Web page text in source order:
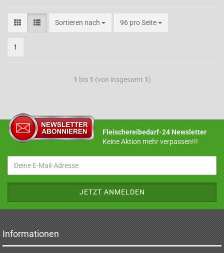
Sortieren nach 96 pro Seite
1
1 bis 1 (von insgesamt 1)
Fleischereibedarf-24 Newsletter
Keine Aktion mehr verpassen!!!
Informationen